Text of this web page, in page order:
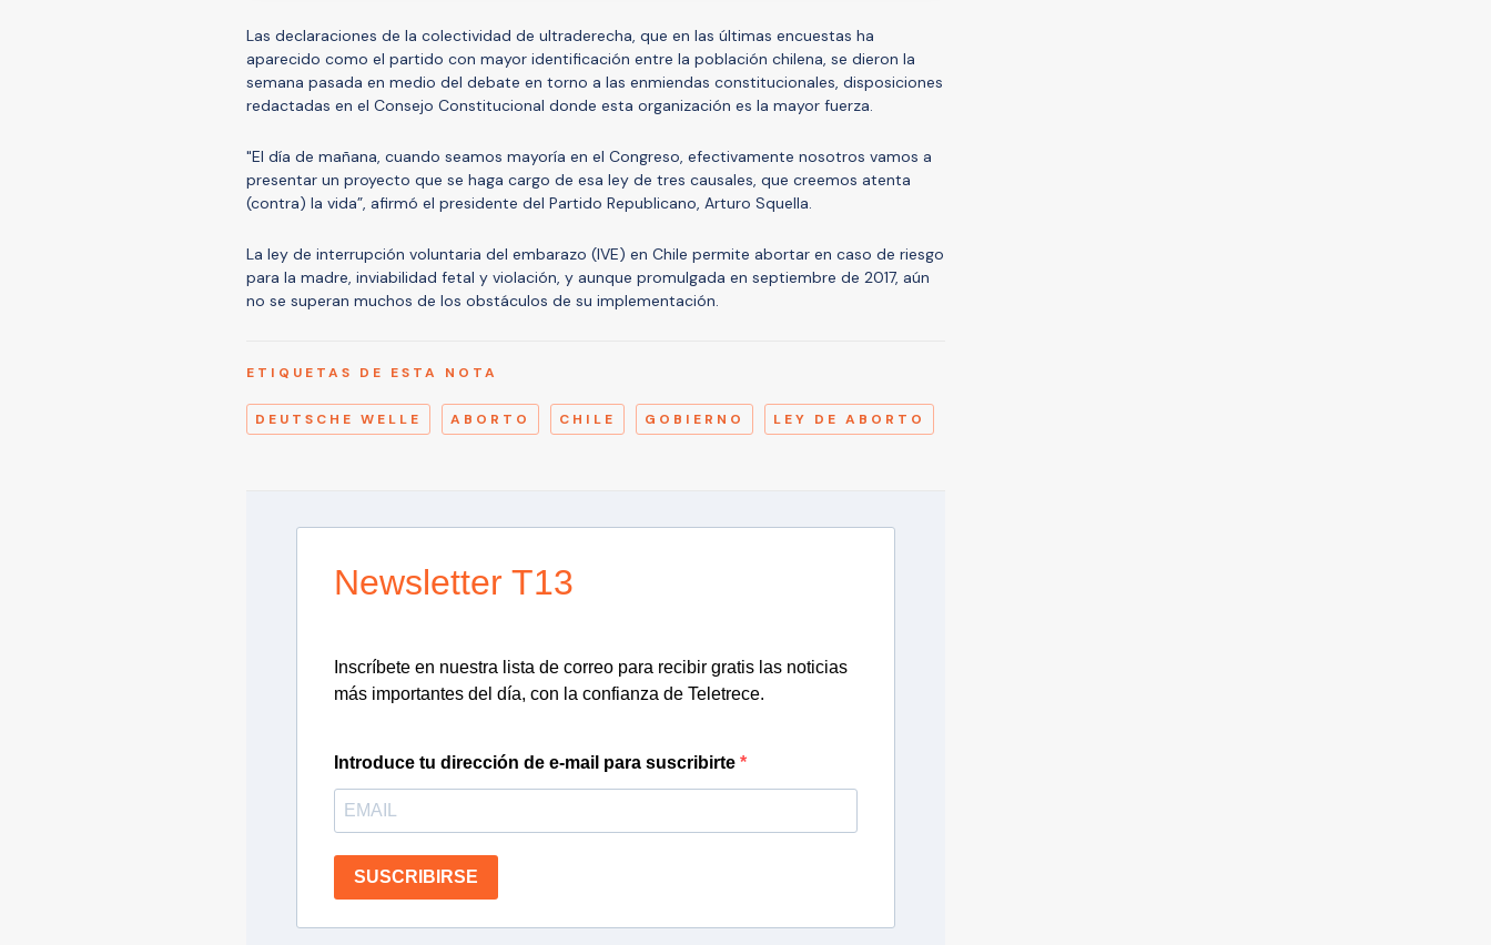
Las declaraciones de la colectividad de ultraderecha, que en las últimas encuestas ha
aparecido como el partido con mayor identificación entre la población chilena, se dieron la
semana pasada en medio del debate en torno a las enmiendas constitucionales, disposiciones
redactadas en el Consejo Constitucional donde esta organización es la mayor fuerza.
"El día de mañana, cuando seamos mayoría en el Congreso, efectivamente nosotros vamos a
presentar un proyecto que se haga cargo de esa ley de tres causales, que creemos atenta
(contra) la vida”, afirmó el presidente del Partido Republicano, Arturo Squella.
La ley de interrupción voluntaria del embarazo (IVE) en Chile permite abortar en caso de riesgo
para la madre, inviabilidad fetal y violación, y aunque promulgada en septiembre de 2017, aún
no se superan muchos de los obstáculos de su implementación.
ETIQUETAS DE ESTA NOTA
DEUTSCHE WELLE ABORTO CHILE GOBIERNO LEY DE ABORTO
Newsletter T13
Inscríbete en nuestra lista de correo para recibir gratis las noticias
más importantes del día, con la confianza de Teletrece.
Introduce tu dirección de e-mail para suscribirte
SUSCRIBIRSE